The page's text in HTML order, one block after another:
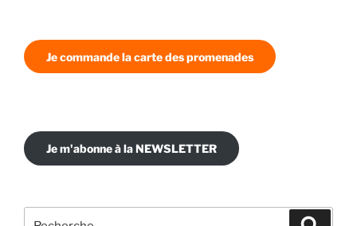
Je commande la carte des promenades
Je m'abonne à la NEWSLETTER